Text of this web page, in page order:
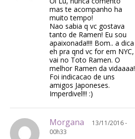
mas te acompanho ha
muito tempo!
Nao sabia q vc gostava
tanto de Ramen! Eu sou
apaixonada!!!! Bom.. a dica
eh pra qnd vc for em NYC,
vai no Toto Ramen. O
melhor Ramen da vidaaaa!
Foi indicacao de uns
amigos Japoneses.
Imperdivel!!! :)
Morgana
13/11/2016 -
00h33